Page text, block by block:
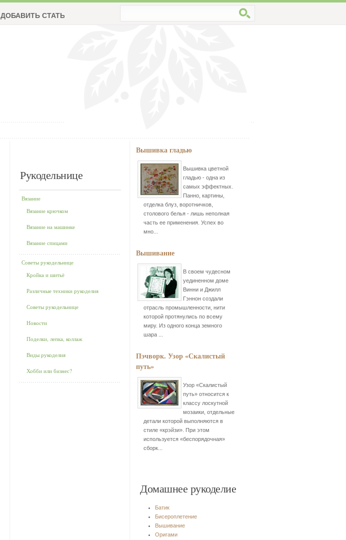
ДОБАВИТЬ СТАТЬЮ
Рукодельнице
Вязание
Вязание крючком
Вязание на машинке
Вязание спицами
Советы рукодельнице
Кройка и шитьё
Различные техники рукоделия
Советы рукодельнице
Новости
Поделки, лепка, коллаж
Виды рукоделия
Хобби или бизнес?
Вышивка гладью
Вышивка цветной
гладью - одна из
самых эффектных.
Панно, картины,
отделка блуз, воротничков,
столового белья - лишь неполная
часть ее применения. Успех во
мно...
Вышивание
В своем чудесном
уединенном доме
Винни и Джилл
Гэннон создали
отрасль промышленности, нити
которой протянулись по всему
миру. Из одного конца земного
шара ...
Пэчворк. Узор «Скалистый
путь»
Узор «Скалистый
путь» относится к
классу лоскутной
мозаики, отдельные
детали которой выполняются в
стиле «крэйзи». При этом
используется «беспорядочная»
сборк...
Домашнее рукоделие
Батик
Бисероплетение
Вышивание
Оригами